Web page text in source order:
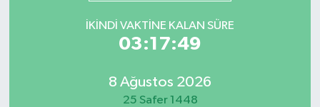
İKINDI VAKTİNE KALAN SÜRE
03:17:49
8 Ağustos 2026
25 Safer 1448
Tüm Manşetler
Son Dakika Haberleri